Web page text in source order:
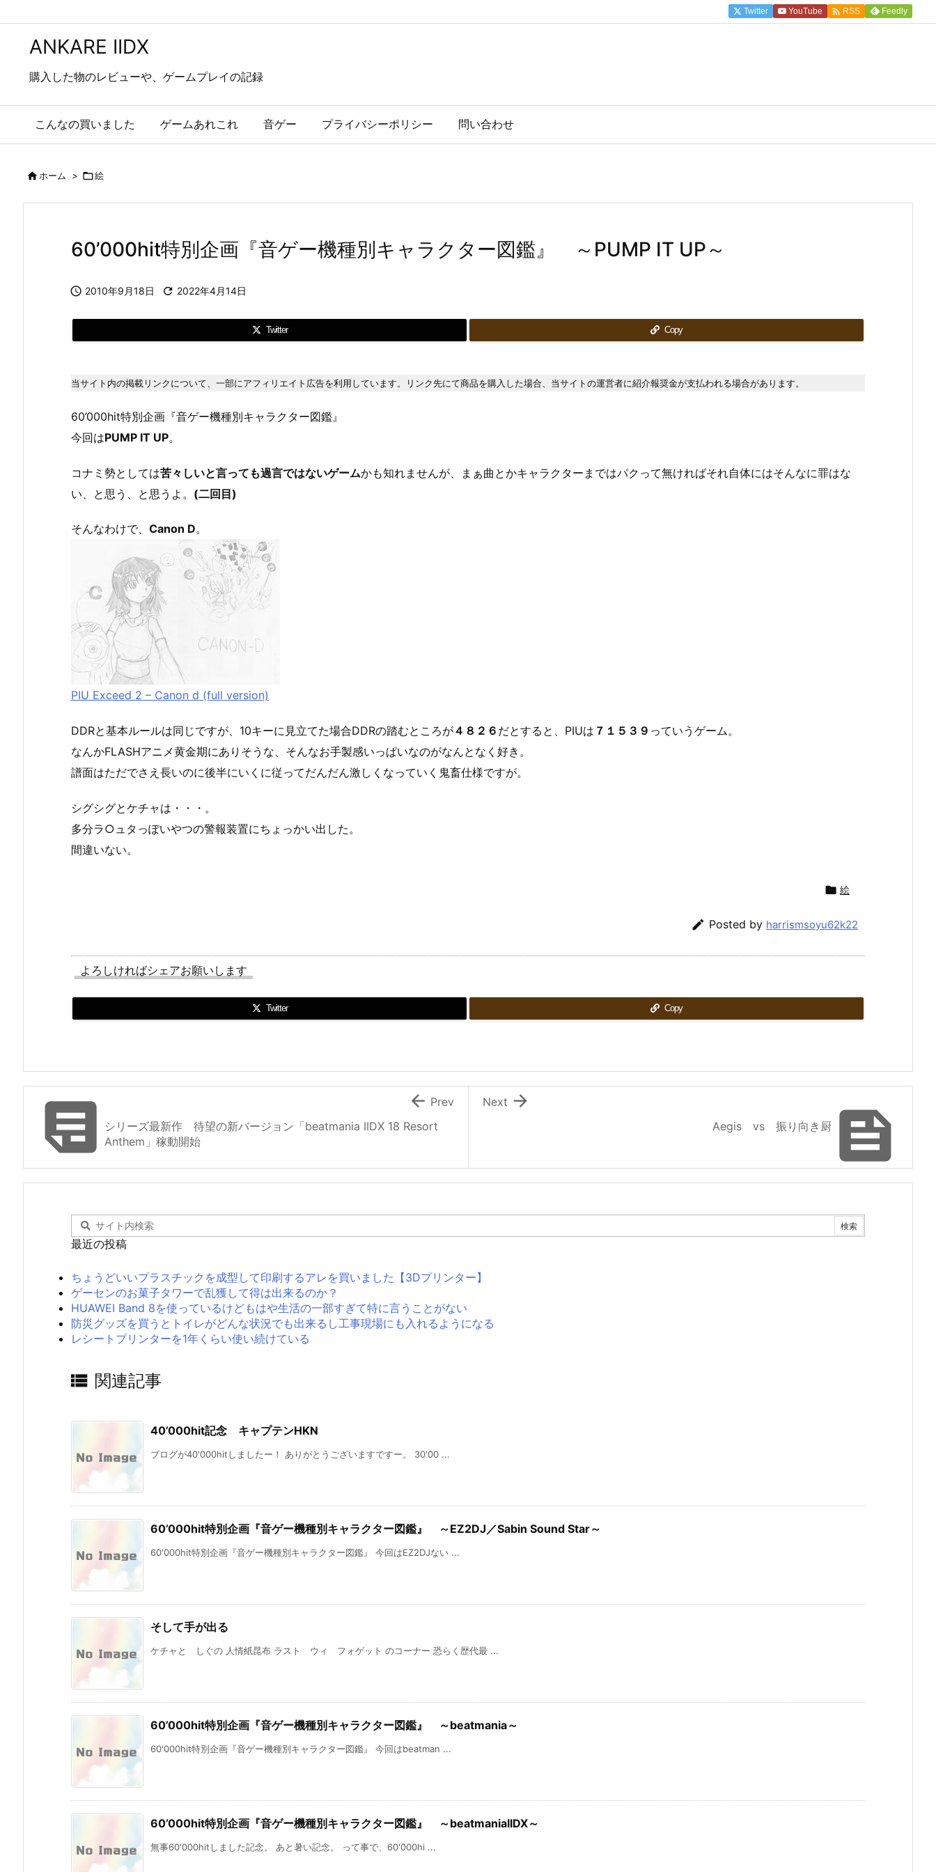
ANKARE IIDX
購入した物のレビューや、ゲームプレイの記録
こんなの買いました ゲームあれこれ 音ゲー プライバシーポリシー 問い合わせ
Twitter YouTube  RSS Feedly
ホーム > 絵
60’000hit特別企画『音ゲー機種別キャラクター図鑑』 ～PUMP IT UP～
 2010年9月18日  2022年4月14日
Twitter Copy
当サイト内の掲載リンクについて、一部にアフィリエイト広告を利用しています。リンク先にて商品を購入した場合、当サイトの運営者に紹介報奨金が支払われる場合があります。
60’000hit特別企画『音ゲー機種別キャラクター図鑑』
今回はPUMP IT UP。
コナミ勢としては苦々しいと言っても過言ではないゲームかも知れませんが、まぁ曲とかキャラクターまではパクって無ければそれ自体にはそんなに罪はな
い、と思う、と思うよ。 (二回目)
そんなわけで、 Canon D。
PIU Exceed 2 – Canon d (full version)
DDRと基本ルールは同じですが、10キーに見立てた場合DDRの踏むところが４８２６ だとすると、PIUは ７１５３９ っていうゲーム。
なんかFLASHアニメ黄金期にありそうな、そんなお手製感いっぱいなのがなんとなく好き。
譜面はただでさえ長いのに後半にいくに従ってだんだん激しくなっていく鬼畜仕様ですが。
シグシグとケチャは・・・。
多分ラ○ュタっぽいやつの警報装置にちょっかい出した。
間違いない。
 絵
 Posted by harrismsoyu62k22
よろしければシェアお願いします
Twitter Copy

Aegis vs 振り向き厨

Next
シリーズ最新作 待望の新バージョン「beatmania IIDX 18 Resort
Anthem」稼動開始
 Prev
最近の投稿
ちょうどいいプラスチックを成型して印刷するアレを買いました【3Dプリンター】
ゲーセンのお菓子タワーで乱獲して得は出来るのか？
HUAWEI Band 8を使っているけどもはや生活の一部すぎて特に言うことがない
防災グッズを買うとトイレがどんな状況でも出来るし工事現場にも入れるようになる
レシートプリンターを1年くらい使い続けている
 関連記事
40’000hit記念 キャプテンHKN
ブログが40'000hitしましたー！ ありがとうございますですー。 30'00 ...
60’000hit特別企画『音ゲー機種別キャラクター図鑑』 ～EZ2DJ／Sabin Sound Star～
60'000hit特別企画『音ゲー機種別キャラクター図鑑』 今回はEZ2DJない ...
そして手が出る
ケチャと しぐの 人情紙昆布 ラスト ウィ フォゲット のコーナー 恐らく歴代最 ...
60’000hit特別企画『音ゲー機種別キャラクター図鑑』 ～beatmania～
60'000hit特別企画『音ゲー機種別キャラクター図鑑』 今回はbeatman ...
60’000hit特別企画『音ゲー機種別キャラクター図鑑』 ～beatmaniaIIDX～
無事60'000hitしました記念。 あと暑い記念。 って事で、60'000hi ...